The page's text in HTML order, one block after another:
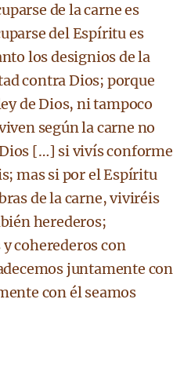
de la carne es
del Espíritu es
los designios de la
contra Dios; porque
de Dios, ni tampoco
según la carne no
[…] si vivís conforme
mas si por el Espíritu
de la carne, viviréis
herederos;
coherederos con
juntamente con
con él seamos